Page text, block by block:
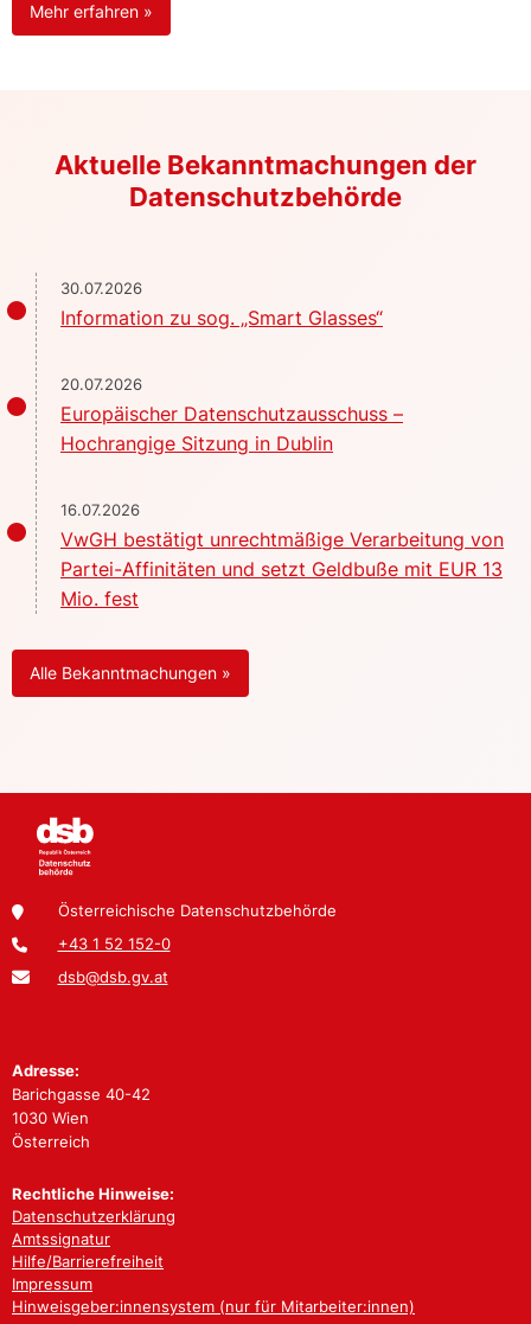
Mehr erfahren »
Aktuelle Bekanntmachungen der
Datenschutzbehörde
30.07.2026
Information zu sog. „Smart Glasses“
20.07.2026
Europäischer Datenschutzausschuss –
Hochrangige Sitzung in Dublin
16.07.2026
VwGH bestätigt unrechtmäßige Verarbeitung von
Partei-Affinitäten und setzt Geldbuße mit EUR 13
Mio. fest
Alle Bekanntmachungen »
Österreichische Datenschutzbehörde
+43 1 52 152-0
dsb@dsb.gv.at
Adresse:
Barichgasse 40-42
1030 Wien
Österreich
Rechtliche Hinweise:
Datenschutzerklärung
Amtssignatur
Hilfe/Barrierefreiheit
Impressum
Hinweisgeber:innensystem (nur für Mitarbeiter:innen)